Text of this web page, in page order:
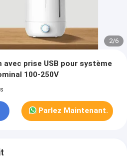
2/6
avec prise USB pour système
100-250V
Parlez Maintenant.